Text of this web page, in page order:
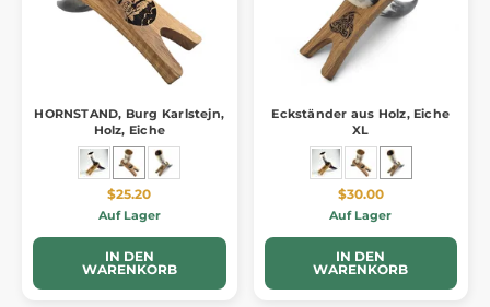
HORNSTAND, Burg Karlstejn,
Holz, Eiche
$25.20
Auf Lager
IN DEN
WARENKORB
Eckständer aus Holz, Eiche
XL
$30.00
Auf Lager
IN DEN
WARENKORB